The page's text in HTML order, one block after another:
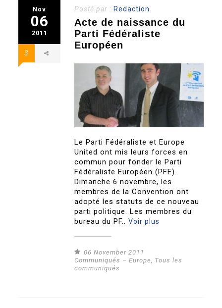
Nov
06
2011
3
Posté par : Redaction
Acte de naissance du
Parti Fédéraliste
Européen
Le Parti Fédéraliste et Europe
United ont mis leurs forces en
commun pour fonder le Parti
Fédéraliste Européen (PFE).
Dimanche 6 novembre, les
membres de la Convention ont
adopté les statuts de ce nouveau
parti politique. Les membres du
bureau du PF..Voir plus
06 November 2011
Communiqués – Europe
Tous les
communiqués